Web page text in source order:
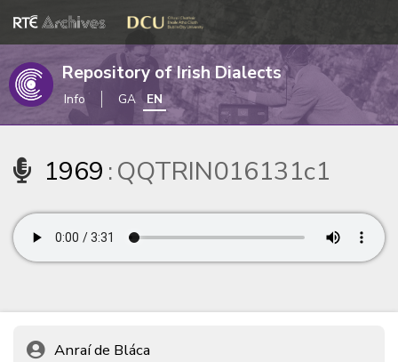
Repository of Irish Dialects
Info GA EN
1969 :QQTRIN016131c1
Anraí de Bláca